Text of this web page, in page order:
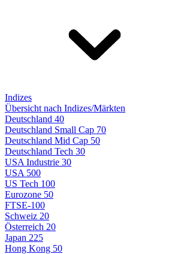
Indizes
Übersicht nach Indizes/Märkten
Deutschland 40
Deutschland Small Cap 70
Deutschland Mid Cap 50
Deutschland Tech 30
USA Industrie 30
USA 500
US Tech 100
Eurozone 50
FTSE-100
Schweiz 20
Österreich 20
Japan 225
Hong Kong 50